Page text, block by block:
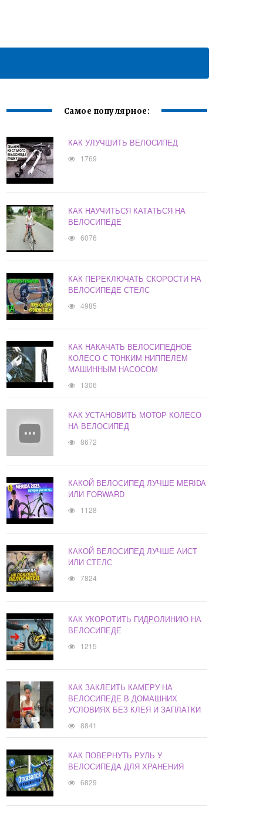
Самое популярное:
КАК УЛУЧШИТЬ ВЕЛОСИПЕД
1769
КАК НАУЧИТЬСЯ КАТАТЬСЯ НА
ВЕЛОСИПЕДЕ
6076
КАК ПЕРЕКЛЮЧАТЬ СКОРОСТИ НА
ВЕЛОСИПЕДЕ СТЕЛС
4985
КАК НАКАЧАТЬ ВЕЛОСИПЕДНОЕ
КОЛЕСО С ТОНКИМ НИППЕЛЕМ
МАШИННЫМ НАСОСОМ
1306
КАК УСТАНОВИТЬ МОТОР КОЛЕСО
НА ВЕЛОСИПЕД
8672
КАКОЙ ВЕЛОСИПЕД ЛУЧШЕ MERIDA
ИЛИ FORWARD
1128
КАКОЙ ВЕЛОСИПЕД ЛУЧШЕ АИСТ
ИЛИ СТЕЛС
7824
КАК УКОРОТИТЬ ГИДРОЛИНИЮ НА
ВЕЛОСИПЕДЕ
1215
КАК ЗАКЛЕИТЬ КАМЕРУ НА
ВЕЛОСИПЕДЕ В ДОМАШНИХ
УСЛОВИЯХ БЕЗ КЛЕЯ И ЗАПЛАТКИ
8841
КАК ПОВЕРНУТЬ РУЛЬ У
ВЕЛОСИПЕДА ДЛЯ ХРАНЕНИЯ
6829